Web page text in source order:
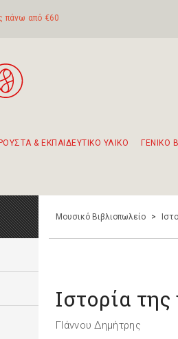
πάνω από €60
& ΕΚΠΑΙΔΕΥΤΙΚΟ ΥΛΙΚΟ ΓΕΝΙΚΟ
Μουσικό Βιβλιοπωλείο >
Ιστορία
ΓΙάννου Δημήτρης